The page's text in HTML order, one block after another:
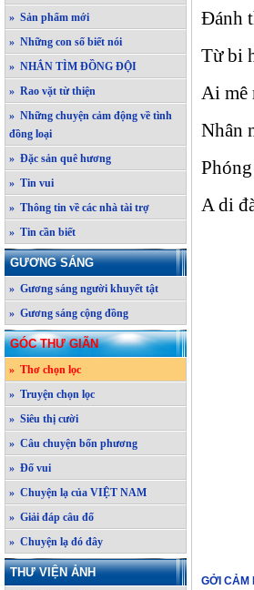
» Sản phẩm mới
» Những con số biết nói
» NHẮN TÌM ĐỒNG ĐỘI
» Rao vặt từ thiện
» Những chuyện cảm động về tình
đồng loại
» Đặc sản quê hương
» Tin vui
» Thông tin về các nhà tài trợ
» Tin cần biết
GƯƠNG SÁNG
» Gương sáng người khuyết tật
» Gương sáng cộng đồng
GÓC THƯ GIÃN
» Thơ chọn lọc
» Truyện chọn lọc
» Siêu thị cười
» Câu chuyện bốn phương
» Đố vui
» Chuyện lạ của VIỆT NAM
» Giải đáp câu đố
» Chuyện lạ đó đây
THƯ VIỆN ẢNH
Đánh
Từ bi
Ai mê
Nhân
A di
GỞI CẢM